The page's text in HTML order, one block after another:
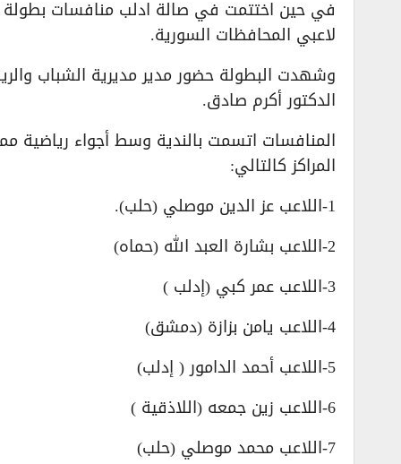
لاعبي المحافظات السورية.
وشهدت البطولة حضور مدير مديرية الشباب
الدكتور أكرم صادق.
المنافسات اتسمت بالندية وسط أجواء رياضية
المراكز كالتالي:
1-اللاعب عز الدين موصلي (حلب).
2-اللاعب بشارة العبد الله (حماه)
3-اللاعب عمر كبي (إدلب )
4-اللاعب يامن بزازة (دمشق)
5-اللاعب أحمد الدامور ( إدلب)
6-اللاعب زين جمعه (اللاذقية )
7-اللاعب محمد موصلي (حلب)